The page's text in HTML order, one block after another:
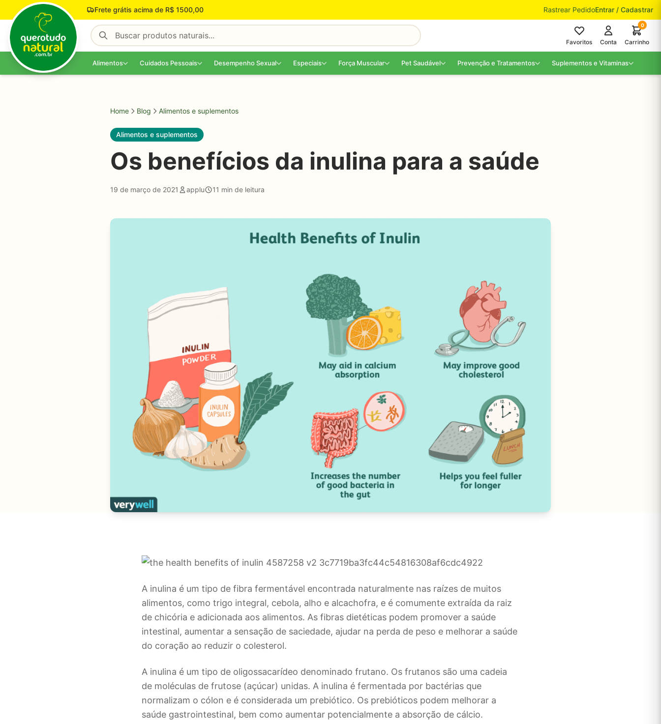
Pular para o conteúdo Frete grátis acima de R$ 1500,00 Rastrear PedidoEntrar / Cadastrar
Favoritos Conta
0
Carrinho
Alimentos Cuidados Pessoais Desempenho Sexual Especiais Força Muscular Pet Saudável Prevenção e Tratamentos Suplementos e Vitaminas
Home Blog Alimentos e suplementos
Alimentos e suplementos
Os benefícios da inulina para a saúde
19 de março de 2021 applu 11 min de leitura
A inulina é um tipo de fibra fermentável encontrada naturalmente nas raízes de muitos
alimentos, como trigo integral, cebola, alho e alcachofra, e é comumente extraída da raiz
de chicória e adicionada aos alimentos. As fibras dietéticas podem promover a saúde
intestinal, aumentar a sensação de saciedade, ajudar na perda de peso e melhorar a saúde
do coração ao reduzir o colesterol.
A inulina é um tipo de oligossacarídeo denominado frutano. Os frutanos são uma cadeia
de moléculas de frutose (açúcar) unidas. A inulina é fermentada por bactérias que
normalizam o cólon e é considerada um prebiótico. Os prebióticos podem melhorar a
saúde gastrointestinal, bem como aumentar potencialmente a absorção de cálcio.